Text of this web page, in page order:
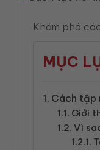
Khám phá
MỤC
Cách tập
Giới
Vì